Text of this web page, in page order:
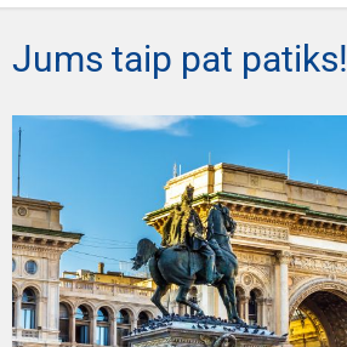
Jums taip pat patiks!